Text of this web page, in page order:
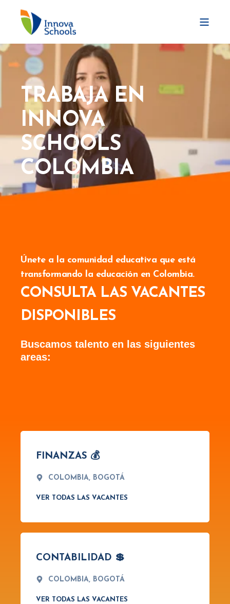
TRABAJA EN
INNOVA
SCHOOLS
COLOMBIA
Únete a la comunidad educativa que está
transformando la educación en Colombia.
CONSULTA LAS VACANTES
DISPONIBLES
Buscamos talento en las siguientes
areas:
FINANZAS 💰
COLOMBIA, BOGOTÁ
VER TODAS LAS VACANTES
CONTABILIDAD 💲
COLOMBIA, BOGOTÁ
VER TODAS LAS VACANTES